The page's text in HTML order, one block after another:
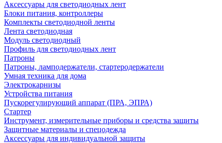
Аксессуары для светодиодных лент
Блоки питания, контроллеры
Комплекты светодиодной ленты
Лента светодиодная
Модуль светодиодный
Профиль для светодиодных лент
Патроны
Патроны, ламподержатели, стартеродержатели
Умная техника для дома
Электрокарнизы
Устройства питания
Пускорегулирующий аппарат (ПРА, ЭПРА)
Стартер
Инструмент, измерительные приборы и средства защиты
Защитные материалы и спецодежда
Аксессуары для индивидуальной защиты